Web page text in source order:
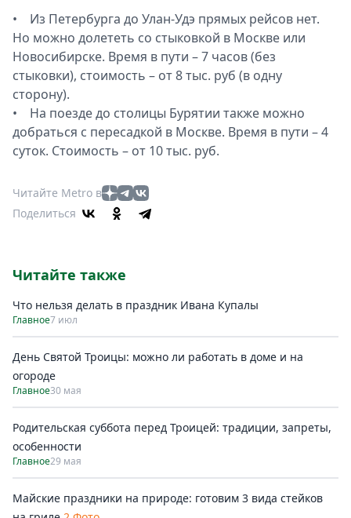
• Из Петербурга до Улан-Удэ прямых рейсов нет.
Но можно долететь со стыковкой в Москве или
Новосибирске. Время в пути – 7 часов (без
стыковки), стоимость – от 8 тыс. руб (в одну
сторону).
• На поезде до столицы Бурятии также можно
добраться с пересадкой в Москве. Время в пути – 4
суток. Стоимость – от 10 тыс. руб.
Читайте Metro в
Поделиться
Читайте также
Что нельзя делать в праздник Ивана Купалы
Главное7 июл
День Святой Троицы: можно ли работать в доме и на
огороде
Главное30 мая
Родительская суббота перед Троицей: традиции, запреты,
особенности
Главное29 мая
Майские праздники на природе: готовим 3 вида стейков